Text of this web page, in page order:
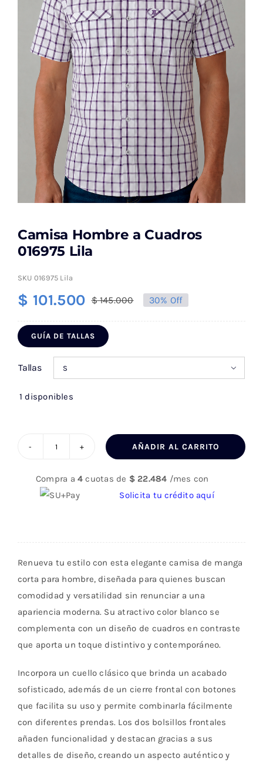
Camisa Hombre a Cuadros
016975 Lila
SKU 016975 Lila
$145.000
El
era:
$ 145.000.
$ 101.500
El
es:
$ 101.500.
30% Off
GUÍA DE TALLAS
Tallas 
1 disponibles
a
Cuadros
AÑADIR AL CARRITO
Compra a4 cuotas de $22.484 /mes con
Solicita tu crédito aquí
Renueva tu estilo con esta elegante camisa de manga
corta para hombre, diseñada para quienes buscan
comodidad y versatilidad sin renunciar a una
apariencia moderna. Su atractivo color blanco se
complementa con un diseño de cuadros en contraste
que aporta un toque distintivo y contemporáneo.
Incorpora un cuello clásico que brinda un acabado
sofisticado, además de un cierre frontal con botones
que facilita su uso y permite combinarla fácilmente
con diferentes prendas. Los dos bolsillos frontales
añaden funcionalidad y destacan gracias a sus
detalles de diseño, creando un aspecto auténtico y